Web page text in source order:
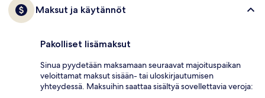
Maksut ja käytännöt
Pakolliset lisämaksut
Sinua pyydetään maksamaan seuraavat majoituspaikan
veloittamat maksut sisään- tai uloskirjautumisen
yhteydessä. Maksuihin saattaa sisältyä sovellettavia veroja: